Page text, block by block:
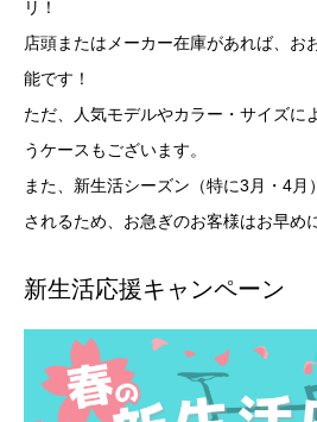
リ！
店頭またはメーカー在庫があれば、お
能です！
ただ、人気モデルやカラー・サイズに
うケースもございます。
また、新生活シーズン（特に3月・4月
されるため、お急ぎのお客様はお早め
新生活応援キャンペーン